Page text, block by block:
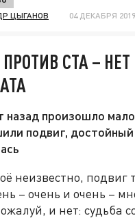
ЦЫГАНОВ 04 ДЕКАБРЯ
СТА –
назад произошло
подвиг,
неизвестно, подвиг
– очень и очень –
и нет: судьба